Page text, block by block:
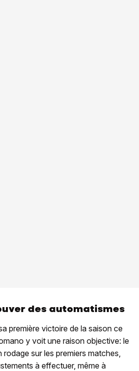
des automatismes
première victoire de la saison ce
y voit une raison objective: le
sur les premiers matches,
à effectuer, même à